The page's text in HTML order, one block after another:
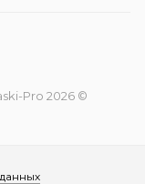
Pro 2026 ©